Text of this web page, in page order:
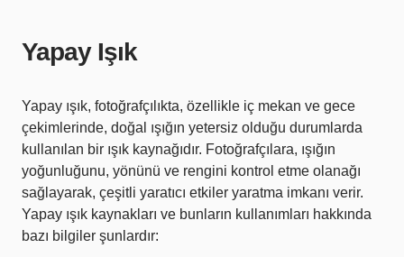
Yapay Işık
Yapay ışık, fotoğrafçılıkta, özellikle iç mekan ve gece
çekimlerinde, doğal ışığın yetersiz olduğu durumlarda
kullanılan bir ışık kaynağıdır. Fotoğrafçılara, ışığın
yoğunluğunu, yönünü ve rengini kontrol etme olanağı
sağlayarak, çeşitli yaratıcı etkiler yaratma imkanı verir.
Yapay ışık kaynakları ve bunların kullanımları hakkında
bazı bilgiler şunlardır: